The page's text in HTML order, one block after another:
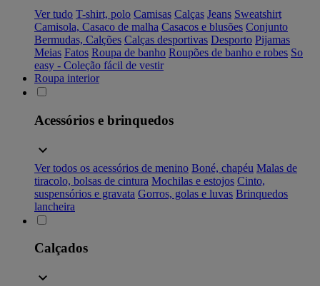
Ver tudo T-shirt, polo Camisas Calças Jeans Sweatshirt
Camisola, Casaco de malha Casacos e blusões Conjunto
Bermudas, Calções Calças desportivas Desporto Pijamas
Meias Fatos Roupa de banho Roupões de banho e robes So
easy - Coleção fácil de vestir
Roupa interior
Acessórios e brinquedos
Ver todos os acessórios de menino Boné, chapéu Malas de
tiracolo, bolsas de cintura Mochilas e estojos Cinto,
suspensórios e gravata Gorros, golas e luvas Brinquedos
lancheira
Calçados